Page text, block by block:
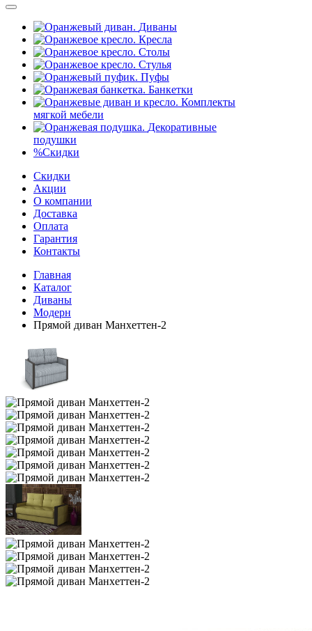
Диваны
Кресла
Столы
Стулья
Пуфы
Банкетки
Комплекты
мягкой мебели
Декоративные
подушки
%Скидки
Скидки
Акции
О компании
Доставка
Оплата
Гарантия
Контакты
Главная
Каталог
Диваны
Модерн
Прямой диван Манхеттен-2